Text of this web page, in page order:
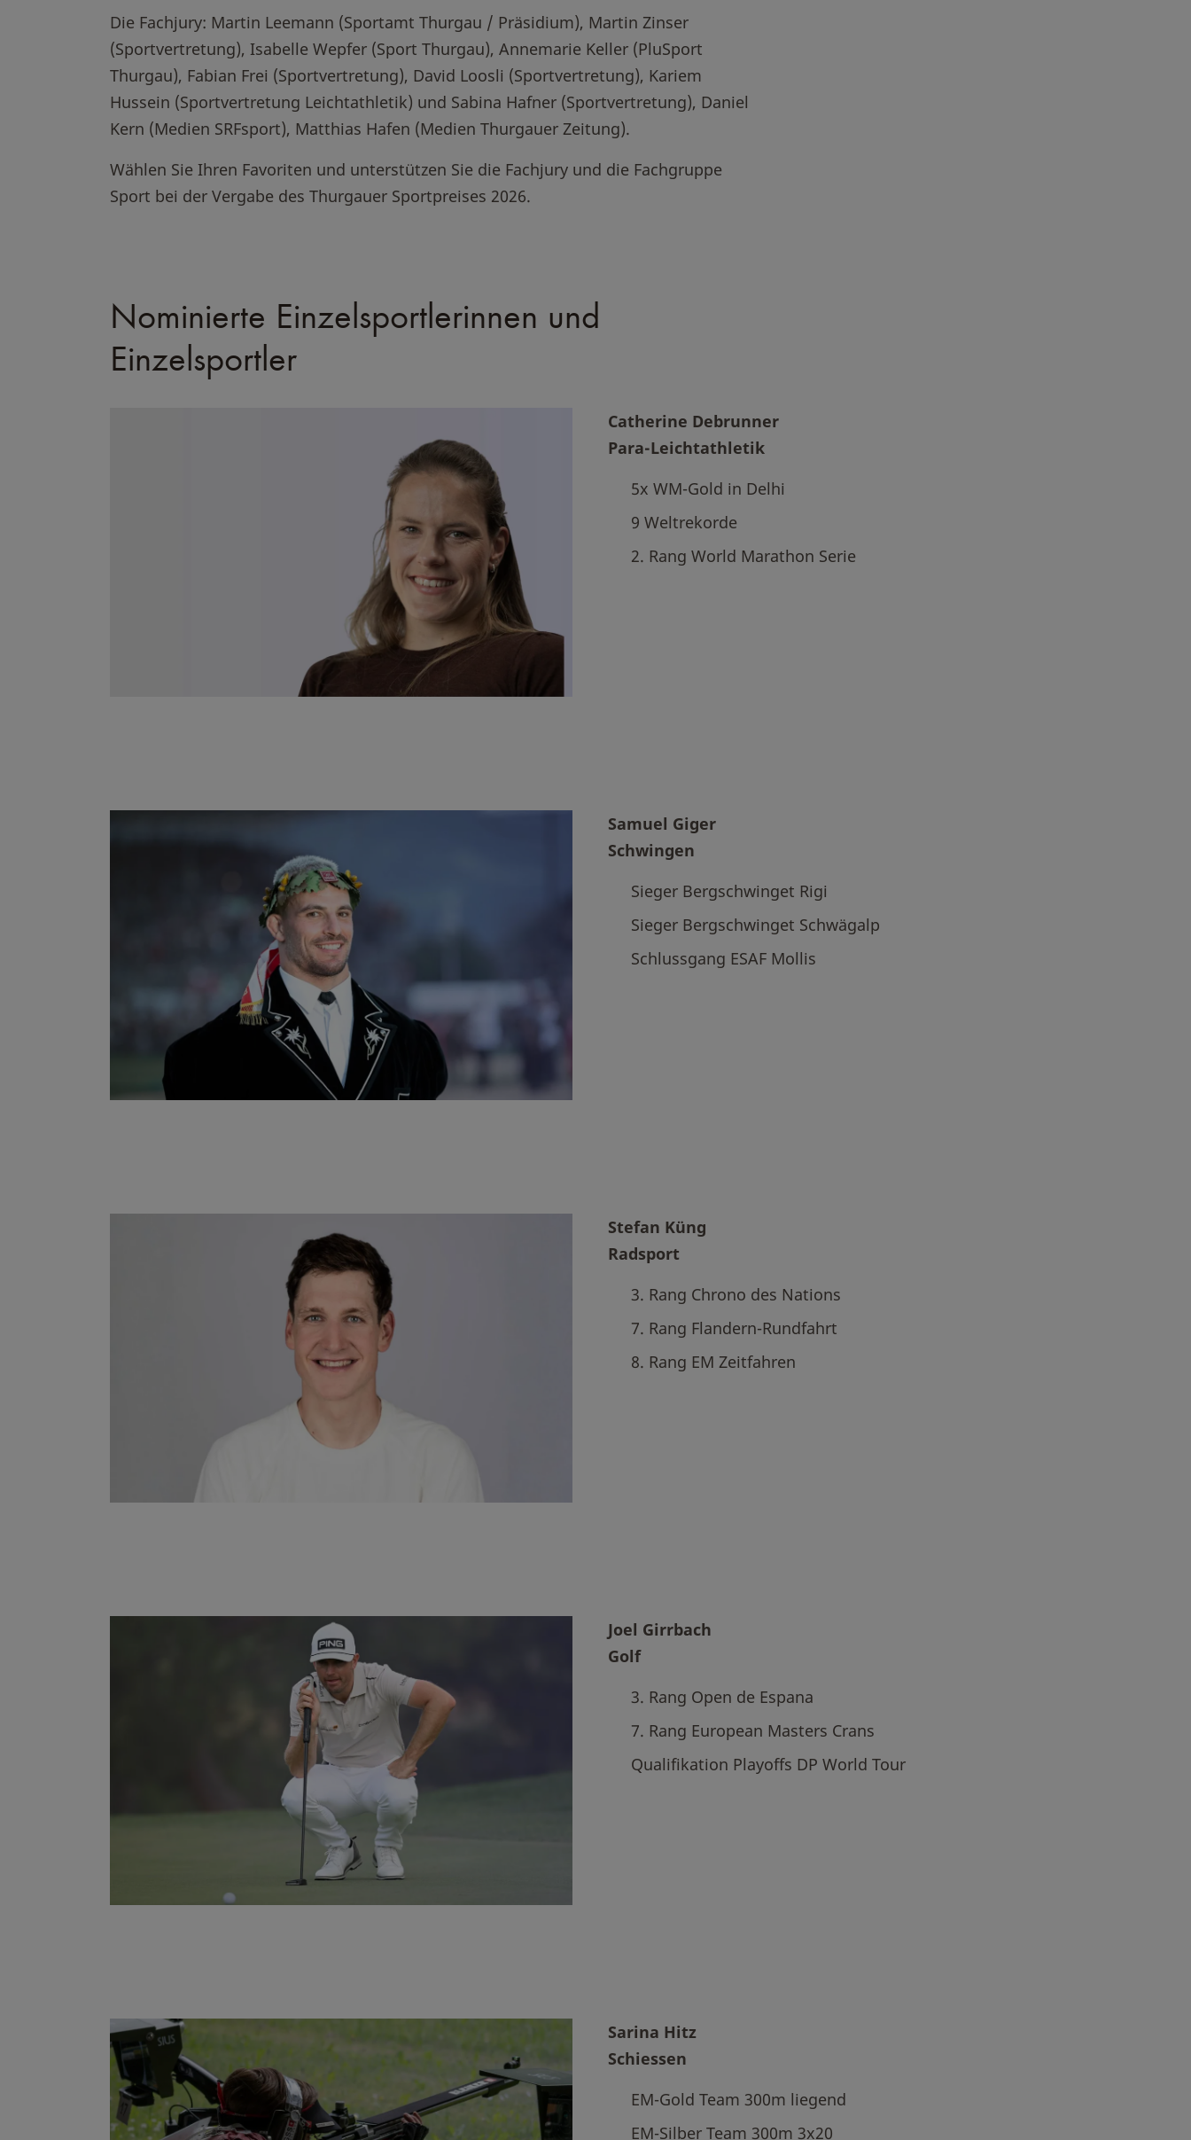
Die Fachjury: Martin Leemann (Sportamt Thurgau / Präsidium), Martin Zinser
(Sportvertretung), Isabelle Wepfer (Sport Thurgau), Annemarie Keller (PluSport
Thurgau), Fabian Frei (Sportvertretung), David Loosli (Sportvertretung), Kariem
Hussein (Sportvertretung Leichtathletik) und Sabina Hafner (Sportvertretung), Daniel
Kern (Medien SRFsport), Matthias Hafen (Medien Thurgauer Zeitung).
Wählen Sie Ihren Favoriten und unterstützen Sie die Fachjury und die Fachgruppe
Sport bei der Vergabe des Thurgauer Sportpreises 2026.
Nominierte Einzelsportlerinnen und
Einzelsportler
Catherine Debrunner
Para-Leichtathletik
5x WM-Gold in Delhi
9 Weltrekorde
2. Rang World Marathon Serie
Samuel Giger
Schwingen
Sieger Bergschwinget Rigi
Sieger Bergschwinget Schwägalp
Schlussgang ESAF Mollis
Stefan Küng
Radsport
3. Rang Chrono des Nations
7. Rang Flandern-Rundfahrt
8. Rang EM Zeitfahren
Joel Girrbach
Golf
3. Rang Open de Espana
7. Rang European Masters Crans
Qualifikation Playoffs DP World Tour
Sarina Hitz
Schiessen
EM-Gold Team 300m liegend
EM-Silber Team 300m 3x20